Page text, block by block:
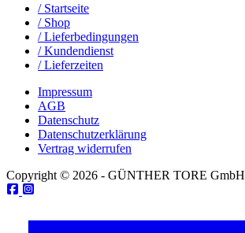
/ Startseite
/ Shop
/ Lieferbedingungen
/ Kundendienst
/ Lieferzeiten
Impressum
AGB
Datenschutz
Datenschutzerklärung
Vertrag widerrufen
Copyright © 2026 - GÜNTHER TORE GmbH